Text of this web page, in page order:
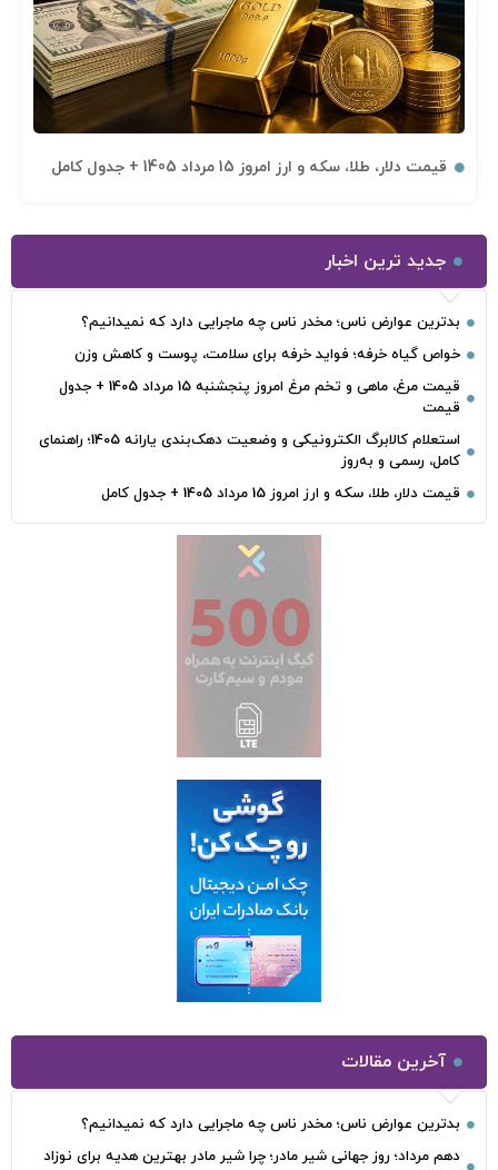
قیمت دلار، طلا، سکه و ارز امروز 15 مرداد 1405 + جدول کامل
جدید ترین اخبار
بدترین عوارض ناس؛ مخدر ناس چه ماجرایی دارد که نمیدانیم؟
خواص گیاه خرفه؛ فواید خرفه برای سلامت، پوست و کاهش وزن
قیمت مرغ، ماهی و تخم مرغ امروز پنجشنبه 15 مرداد 1405 + جدول
قیمت
استعلام کالابرگ الکترونیکی و وضعیت دهک‌بندی یارانه 1405؛ راهنمای
کامل، رسمی و به‌روز
قیمت دلار، طلا، سکه و ارز امروز 15 مرداد 1405 + جدول کامل
آخرین مقالات
بدترین عوارض ناس؛ مخدر ناس چه ماجرایی دارد که نمیدانیم؟
دهم مرداد؛ روز جهانی شیر مادر؛ چرا شیر مادر بهترین هدیه برای نوزاد